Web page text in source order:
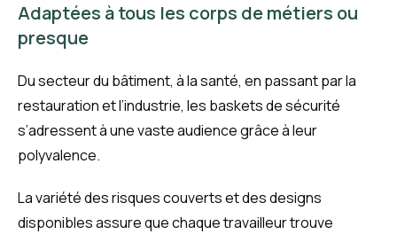
Adaptées à tous les corps de métiers ou
presque
Du secteur du bâtiment, à la santé, en passant par la
restauration et l’industrie, les baskets de sécurité
s’adressent à une vaste audience grâce à leur
polyvalence.
La variété des risques couverts et des designs
disponibles assure que chaque travailleur trouve